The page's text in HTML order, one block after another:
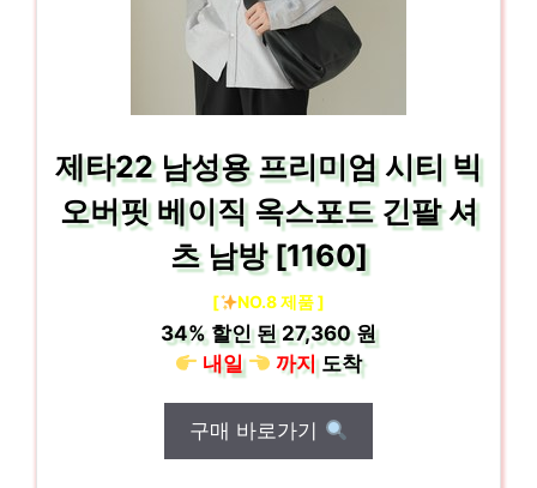
제타22 남성용 프리미엄 시티 빅
오버핏 베이직 옥스포드 긴팔 셔
츠 남방 [1160]
[ NO.8 제품 ]
34%할인 된27,360 원
내일
까지도착
구매 바로가기